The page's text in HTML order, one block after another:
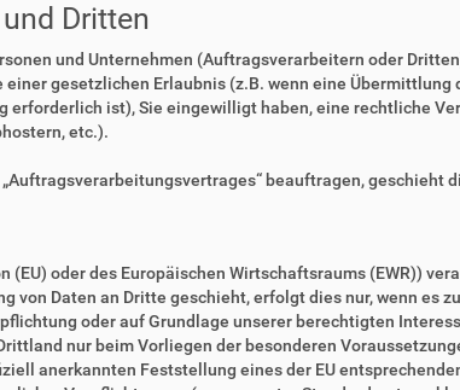
Dritten
und Unternehmen (Auftragsverarbeitern oder
gesetzlichen Erlaubnis (z.B. wenn eine Übermittlung
erforderlich ist), Sie eingewilligt haben, eine rechtliche
etc.).
beauftragen, geschieht
oder des Europäischen Wirtschaftsraums (EWR))
von Daten an Dritte geschieht, erfolgt dies nur, wenn es
oder auf Grundlage unserer berechtigten
nur beim Vorliegen der besonderen
anerkannten Feststellung eines der EU